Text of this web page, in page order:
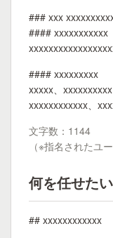
### xxx
#### xxxxxxxxxxx
#### xxxxxxxxx
xxxxx、
xxxxxxxxxxxx、
文字数：1144
（※指名されたユ
何を任せた
## xxxxxxxxxxxx